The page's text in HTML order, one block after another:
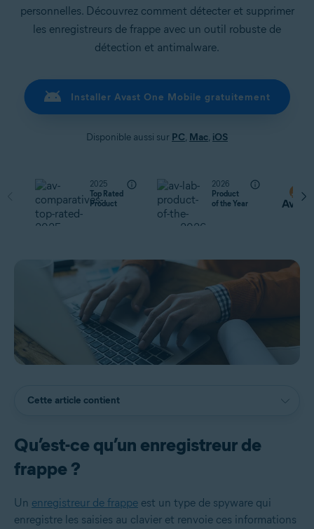
personnelles. Découvrez comment détecter et supprimer
les enregistreurs de frappe avec un outil robuste de
détection et antimalware.
Installer Avast One Mobile gratuitement
Disponible aussi sur PC, Mac, iOS
2025
Top Rated
Product
2026
Product
of the Year
Cette article contient
Qu’est-ce qu’un enregistreur de
frappe ?
Un enregistreur de frappe est un type de spyware qui
enregistre les saisies au clavier et renvoie ces informations